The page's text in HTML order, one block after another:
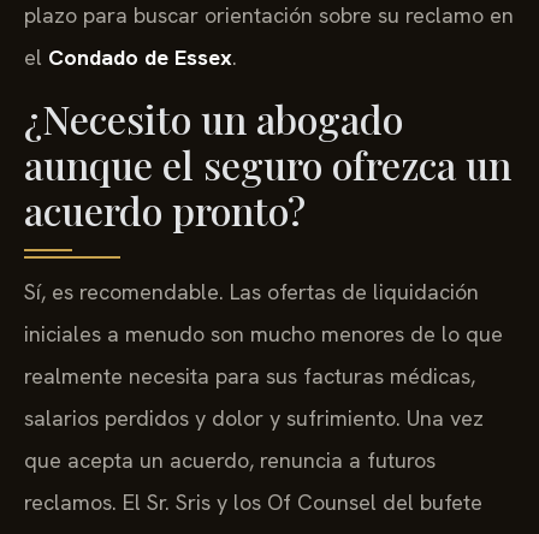
plazo para buscar orientación sobre su reclamo en
el Condado de Essex.
¿Necesito un abogado
aunque el seguro ofrezca un
acuerdo pronto?
Sí, es recomendable. Las ofertas de liquidación
iniciales a menudo son mucho menores de lo que
realmente necesita para sus facturas médicas,
salarios perdidos y dolor y sufrimiento. Una vez
que acepta un acuerdo, renuncia a futuros
reclamos. El Sr. Sris y los Of Counsel del bufete